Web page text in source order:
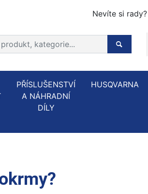
Nevíte si rady?
PŘÍSLUŠENSTVÍ
A NÁHRADNÍ
DÍLY
HUSQVARNA